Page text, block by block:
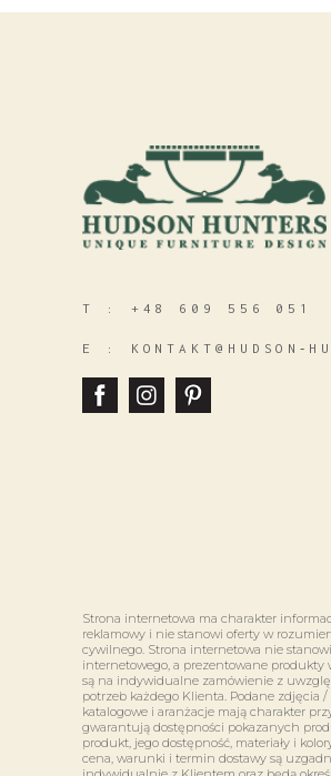
T : +48 609 556 051
E :
Strona internetowa ma charakter
reklamowy i nie stanowi oferty w
cywilnego. Strona internetowa nie
internetowego, a prezentowane produkty
są na indywidualne zamówienie z
potrzeb każdego Klienta. Podane zdjęcia /
katalogowe i aranżacje mają charakter
gwarantują dostępności pokazanych
produkt, jego dostępność, materiały i
cena, warunki i termin dostawy są